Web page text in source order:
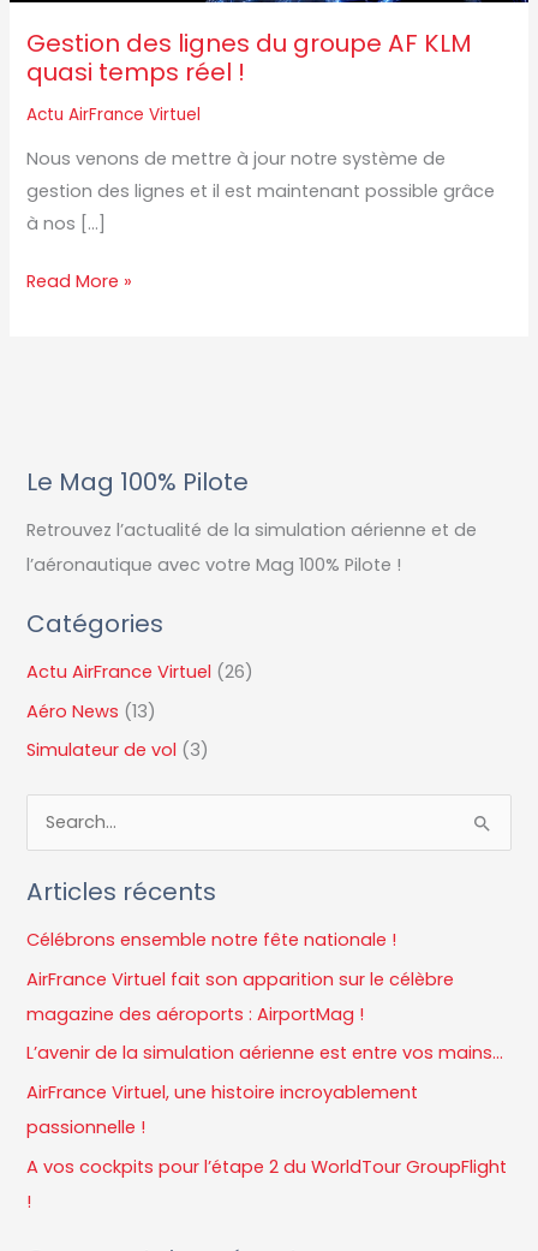
Gestion des lignes du groupe AF KLM
quasi temps réel !
Actu AirFrance Virtuel
Nous venons de mettre à jour notre système de
gestion des lignes et il est maintenant possible grâce
à nos […]
temps
réel
Read More »
Le Mag 100% Pilote
Retrouvez l’actualité de la simulation aérienne et de
l’aéronautique avec votre Mag 100% Pilote !
Catégories
Actu AirFrance Virtuel (26)
Aéro News (13)
Simulateur de vol (3)
c
h
e
r
:
Articles récents
Célébrons ensemble notre fête nationale !
AirFrance Virtuel fait son apparition sur le célèbre
magazine des aéroports : AirportMag !
L’avenir de la simulation aérienne est entre vos mains…
AirFrance Virtuel, une histoire incroyablement
passionnelle !
A vos cockpits pour l’étape 2 du WorldTour GroupFlight
!